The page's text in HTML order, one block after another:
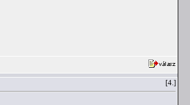
[4.]